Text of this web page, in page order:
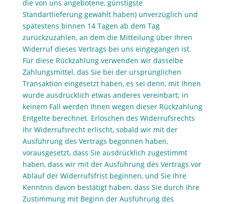
die von uns angebotene, günstigste
Standartlieferung gewählt haben) unverzüglich und
spätestens binnen 14 Tagen ab dem Tag
zurückzuzahlen, an dem die Mitteilung über Ihren
Widerruf dieses Vertrags bei uns eingegangen ist.
Für diese Rückzahlung verwenden wir dasselbe
Zahlungsmittel, das Sie bei der ursprünglichen
Transaktion eingesetzt haben, es sei denn, mit Ihnen
wurde ausdrücklich etwas anderes vereinbart; in
keinem Fall werden Ihnen wegen dieser Rückzahlung
Entgelte berechnet. Erlöschen des Widerrufsrechts
Ihr Widerrufsrecht erlischt, sobald wir mit der
Ausführung des Vertrags begonnen haben,
vorausgesetzt, dass Sie ausdrücklich zugestimmt
haben, dass wir mit der Ausführung des Vertrags vor
Ablauf der Widerrufsfrist beginnen, und Sie Ihre
Kenntnis davon bestätigt haben, dass Sie durch Ihre
Zustimmung mit Beginn der Ausführung des